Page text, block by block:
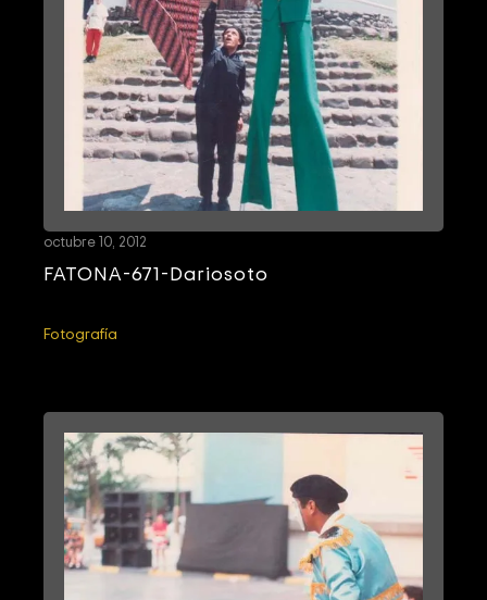
FATONA-671-Dariosoto
octubre 10, 2012
Fotografía